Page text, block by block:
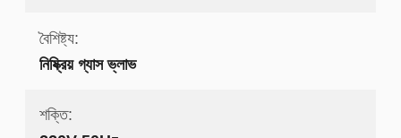
বৈশিষ্ট্য:
নিষ্ক্রিয় গ্যাস ভ্লাভ
শক্তি: